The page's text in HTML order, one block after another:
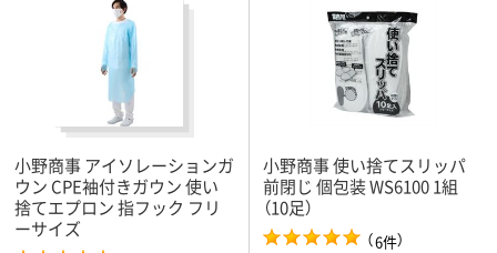
小野商事 アイソレーションガ
ウン CPE袖付きガウン 使い
捨てエプロン 指フック フリ
ーサイズ
小野商事 使い捨てスリッパ
前閉じ 個包装 WS6100 1組
（10足）
（6件）